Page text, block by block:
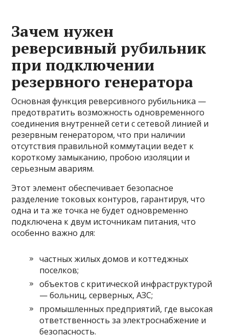
Зачем нужен
реверсивный рубильник
при подключении
резервного генератора
Основная функция реверсивного рубильника —
предотвратить возможность одновременного
соединения внутренней сети с сетевой линией и
резервным генератором, что при наличии
отсутствия правильной коммутации ведет к
короткому замыканию, пробою изоляции и
серьезным авариям.
Этот элемент обеспечивает безопасное
разделение токовых контуров, гарантируя, что
одна и та же точка не будет одновременно
подключена к двум источникам питания, что
особенно важно для:
частных жилых домов и коттеджных
поселков;
объектов с критической инфраструктурой
— больниц, серверных, АЗС;
промышленных предприятий, где высокая
ответственность за электроснабжение и
безопасность.